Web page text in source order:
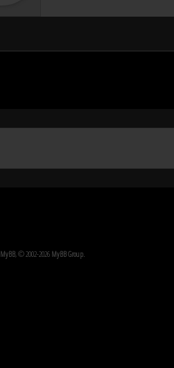
MyBB, © 2002-2026 MyBB Group.